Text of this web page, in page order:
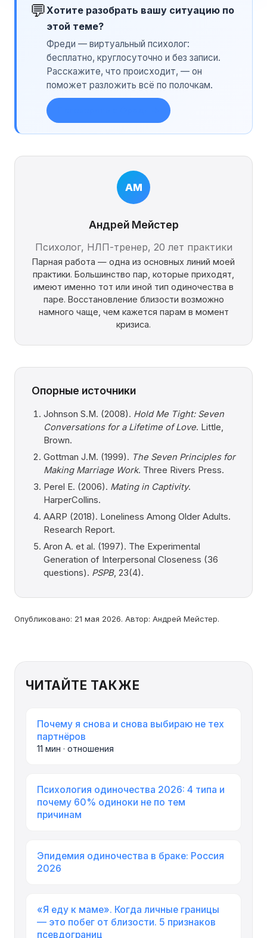
💬Хотите разобрать вашу ситуацию по
этой теме?
Фреди — виртуальный психолог:
бесплатно, круглосуточно и без записи.
Расскажите, что происходит, — он
поможет разложить всё по полочкам.
АМ
Андрей Мейстер
Психолог, НЛП-тренер, 20 лет практики
Парная работа — одна из основных линий моей
практики. Большинство пар, которые приходят,
имеют именно тот или иной тип одиночества в
паре. Восстановление близости возможно
намного чаще, чем кажется парам в момент
кризиса.
Опорные источники
Johnson S.M. (2008). Hold Me Tight: Seven
Conversations for a Lifetime of Love. Little,
Brown.
Gottman J.M. (1999). The Seven Principles for
Making Marriage Work. Three Rivers Press.
Perel E. (2006). Mating in Captivity.
HarperCollins.
AARP (2018). Loneliness Among Older Adults.
Research Report.
Aron A. et al. (1997). The Experimental
Generation of Interpersonal Closeness (36
questions). PSPB, 23(4).
Опубликовано: 21 мая 2026. Автор: Андрей Мейстер.
ЧИТАЙТЕ ТАКЖЕ
Почему я снова и снова выбираю не тех
партнёров
11 мин · отношения
Психология одиночества 2026: 4 типа и
почему 60% одиноки не по тем
причинам
Эпидемия одиночества в браке: Россия
2026
«Я еду к маме». Когда личные границы
— это побег от близости. 5 признаков
псевдограниц